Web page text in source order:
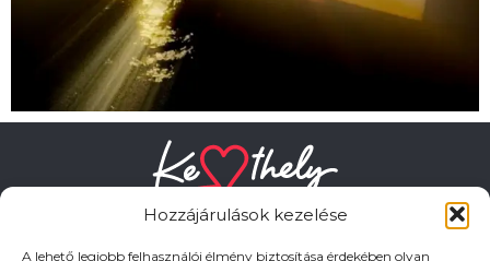
Hozzájárulások kezelése
A lehető legjobb felhasználói élmény biztosítása érdekében olyan